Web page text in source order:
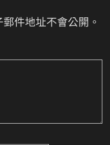
件地址不會公開。